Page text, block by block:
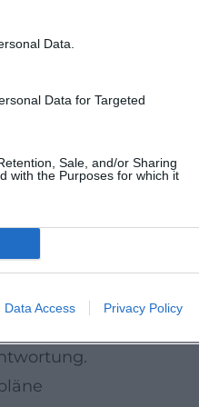
Data.
Data for Targeted
Sale, and/or Sharing
with the Purposes for which it
Data Access Privacy Policy
Mankells
mit
und die Fähigkeit,
im Bereich
die beim
traditionsreichen
Stella
Publikum. Nach
Der Nachhall